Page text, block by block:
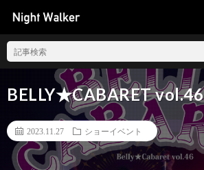
BELLY★CABARET vol.46
2023.11.27 ショーイベント